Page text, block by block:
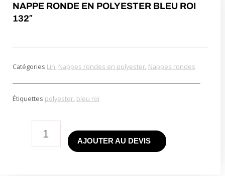
NAPPE RONDE EN POLYESTER BLEU ROI
132″
Catégories Lin, Nappes rondes en polyester, Nappes rondes
Étiquettes polyester, bleu roi
AJOUTER AU DEVIS